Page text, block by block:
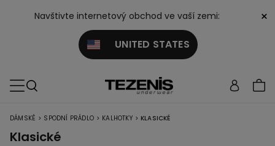
Navštivte internetový obchod ve vaší zemi:
UNITED STATES
×
DÁMSKÉ > SPODNÍ PRÁDLO > KALHOTKY > KLASICKÉ
Klasické